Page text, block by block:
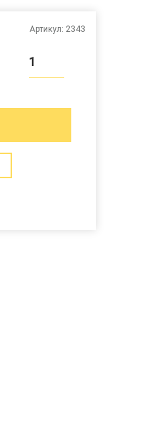
Артикул: 2343
1